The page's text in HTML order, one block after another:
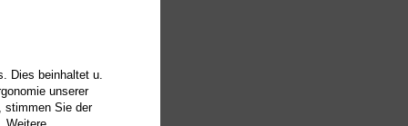
Dies beinhaltet u.
unserer
stimmen Sie der